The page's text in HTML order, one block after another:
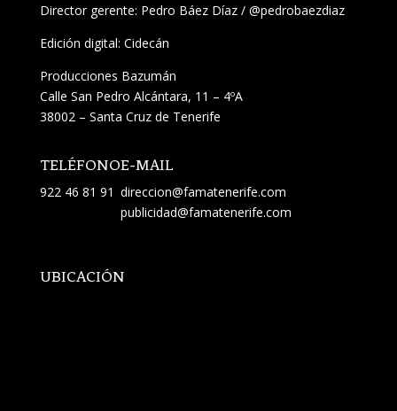
Director gerente: Pedro Báez Díaz / @pedrobaezdiaz
Edición digital: Cidecán
Producciones Bazumán
Calle San Pedro Alcántara, 11 – 4ºA
38002 – Santa Cruz de Tenerife
TELÉFONO
922 46 81 91
E-MAIL
direccion@famatenerife.com
publicidad@famatenerife.com
UBICACIÓN